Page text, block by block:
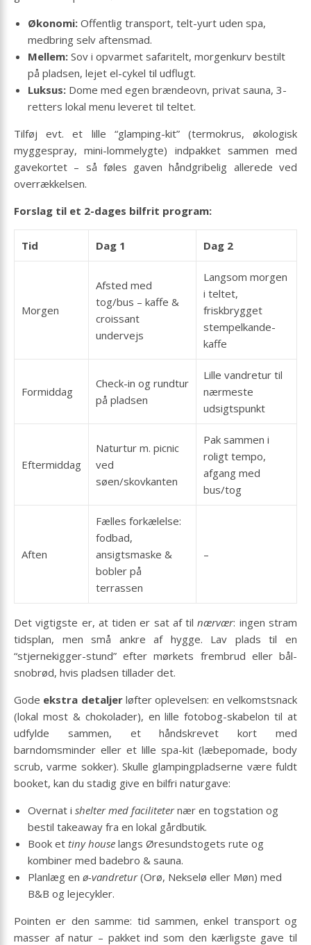
Økonomi: Offentlig transport, telt-yurt uden spa,
medbring selv aftensmad.
Mellem: Sov i opvarmet safaritelt, morgenkurv bestilt
på pladsen, lejet el-cykel til udflugt.
Luksus: Dome med egen brændeovn, privat sauna, 3-
retters lokal menu leveret til teltet.
Tilføj evt. et lille “glamping-kit” (termokrus, økologisk
myggespray, mini-lommelygte) indpakket sammen med
gavekortet – så føles gaven håndgribelig allerede ved
overrækkelsen.
Forslag til et 2-dages bilfrit program:
Tid Dag 1 Dag 2
Morgen
Afsted med
tog/bus – kaffe &
croissant
undervejs
Langsom morgen
i teltet,
friskbrygget
stempelkande-
kaffe
Formiddag
Check-in og rundtur
på pladsen
Lille vandretur til
nærmeste
udsigtspunkt
Eftermiddag
Naturtur m. picnic
ved
søen/skovkanten
Pak sammen i
roligt tempo,
afgang med
bus/tog
Aften
Fælles forkælelse:
fodbad,
ansigtsmaske &
bobler på
terrassen
–
Det vigtigste er, at tiden er sat af tilnærvær: ingen stram
tidsplan, men små ankre af hygge. Lav plads til en
“stjernekigger-stund” efter mørkets frembrud eller bål-
snobrød, hvis pladsen tillader det.
Gode ekstra detaljerløfter oplevelsen: en velkomstsnack
(lokal most & chokolader), en lille fotobog-skabelon til at
udfylde sammen, et håndskrevet kort med
barndomsminder eller et lille spa-kit (læbepomade, body
scrub, varme sokker). Skulle glampingpladserne være fuldt
booket, kan du stadig give en bilfri naturgave:
Overnat i shelter med faciliteternær en togstation og
bestil takeaway fra en lokal gårdbutik.
Book et tiny house langs Øresundstogets rute og
kombiner med badebro & sauna.
Planlæg en ø-vandretur(Orø, Nekselø eller Møn) med
B&B og lejecykler.
Pointen er den samme: tid sammen, enkel transport og
masser af natur – pakket ind som den kærligste gave til